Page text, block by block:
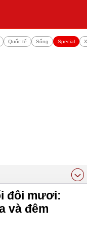
Quốc tế Sống Special
đôi mươi:
và đêm